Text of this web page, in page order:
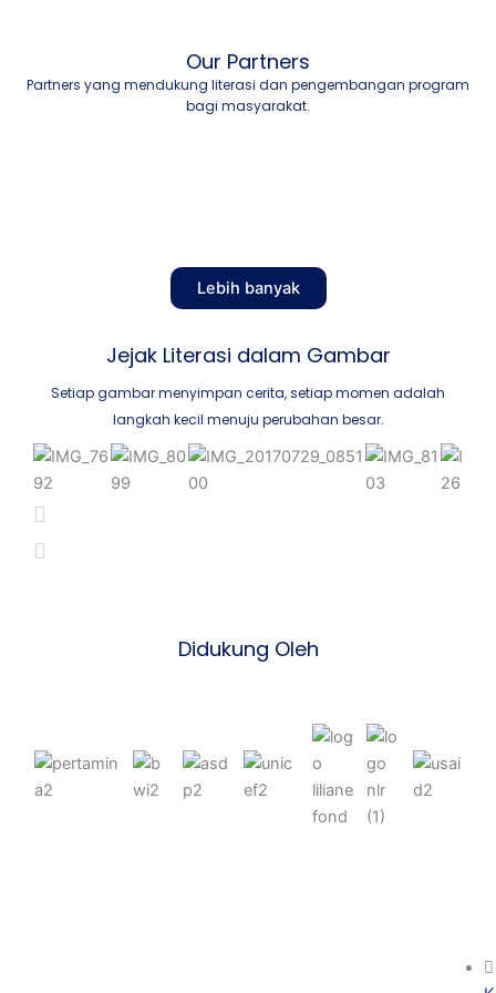
Our Partners
Partners yang mendukung literasi dan pengembangan program
bagi masyarakat.
Lebih banyak
Jejak Literasi dalam Gambar
Setiap gambar menyimpan cerita, setiap momen adalah
langkah kecil menuju perubahan besar.
Didukung Oleh